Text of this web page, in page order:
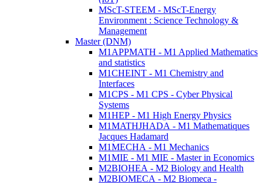
MScT-STEEM - MScT-Energy
Environment : Science Technology &
Management
Master (DNM)
M1APPMATH - M1 Applied Mathematics
and statistics
M1CHEINT - M1 Chemistry and
Interfaces
M1CPS - M1 CPS - Cyber Physical
Systems
M1HEP - M1 High Energy Physics
M1MATHJHADA - M1 Mathematiques
Jacques Hadamard
M1MECHA - M1 Mechanics
M1MIE - M1 MIE - Master in Economics
M2BIOHEA - M2 Biology and Health
M2BIOMECA - M2 Biomeca -